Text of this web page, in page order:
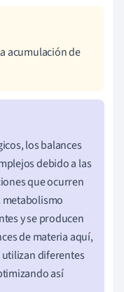
acumulación de
los balances
debido a las
que ocurren
metabolismo
y se producen
de materia aquí,
diferentes
así